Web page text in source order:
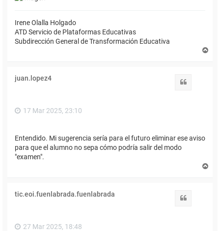
Irene Olalla Holgado
ATD Servicio de Plataformas Educativas
Subdirección General de Transformación Educativa
juan.lopez4
17 Mar 2025, 23:10
Entendido. Mi sugerencia sería para el futuro eliminar ese aviso
para que el alumno no sepa cómo podría salir del modo
"examen".
tic.eoi.fuenlabrada.fuenlabrada
27 Mar 2025, 18:48